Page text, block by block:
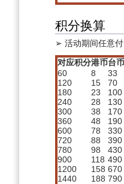
积分换算
➢ 活动期间任意
对应积分港币台币
60
8 33
120
15 70
180
23 100
240
28 130
300
38 170
360
48 190
600
78 330
720
88 390
780
98 430
900
118 490
1200
158 670
1440
188 790